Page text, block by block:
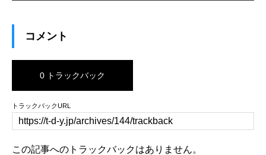
コメント
0 トラックバック
トラックバックURL
この記事へのトラックバックはありません。